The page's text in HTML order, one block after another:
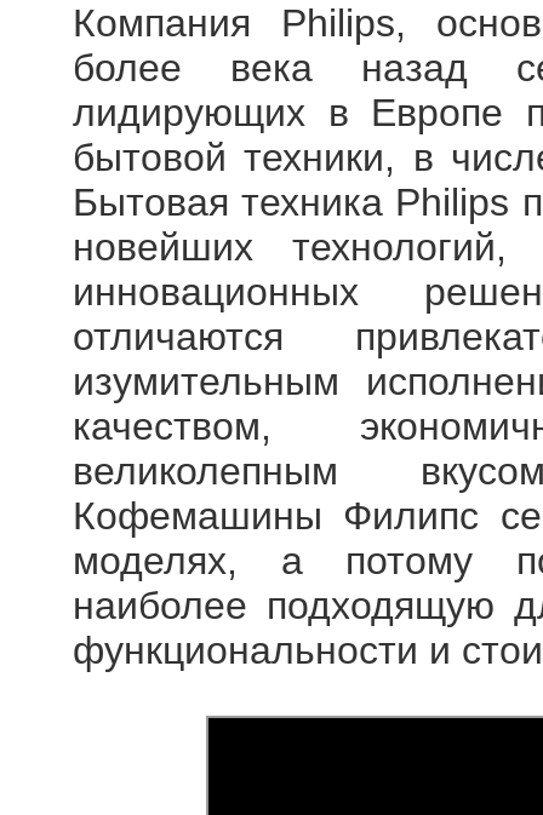
Компания Philips,
более века назад
лидирующих в Европе
бытовой техники, в
Бытовая техника Philips
новейших
инновационных
отличаются
изумительным
качеством,
великолепным
Кофемашины Филипс
моделях, а потому
наиболее подходящую
функциональности и